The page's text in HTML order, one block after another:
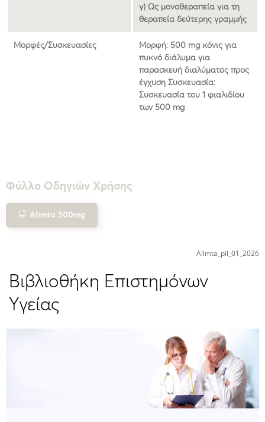
γ) Ως μονοθεραπεία για τη
θεραπεία δεύτερης γραμμής
Μορφές/Συσκευασίες
Μορφή: 500 mg κόνις για
πυκνό διάλυμα για
παρασκευή διαλύματος προς
έγχυση Συσκευασία:
Συσκευασία του 1 φιαλιδίου
των 500 mg
Φύλλο Οδηγιών Χρήσης
Alimta 500mg
Alimta_pil_01_2026
Βιβλιοθήκη Επιστημόνων
Υγείας